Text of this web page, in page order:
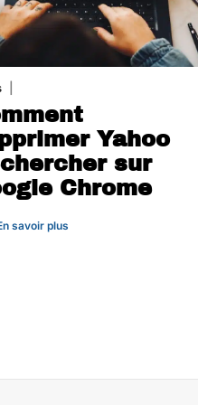
Yahoo
sur
Chrome
savoir plus